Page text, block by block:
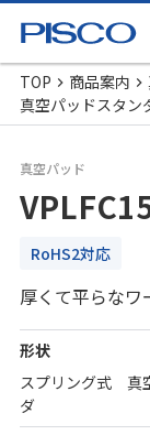
TOP 商品案内
真空パッドスタン
真空パッド
RoHS2対応
厚くて平らなワ
形状
スプリング式
ダ